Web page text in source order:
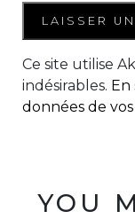
Ce site utilise
indésirables. En
données de
YOU